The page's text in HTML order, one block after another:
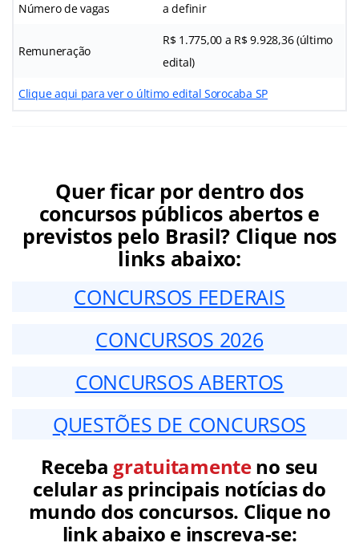
Número de vagas a definir
Remuneração
R$ 1.775,00 a R$ 9.928,36 (último
edital)
Clique aqui para ver o último edital Sorocaba SP
Quer ficar por dentro dos
concursos públicos abertos e
previstos pelo Brasil? Clique nos
links abaixo:
CONCURSOS FEDERAIS
CONCURSOS 2026
CONCURSOS ABERTOS
QUESTÕES DE CONCURSOS
Receba gratuitamenteno seu
celular as principais notícias do
mundo dos concursos. Clique no
link abaixo e inscreva-se: